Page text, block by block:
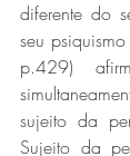
diferente do
seu
p.429)
sujeito da
Sujeito da